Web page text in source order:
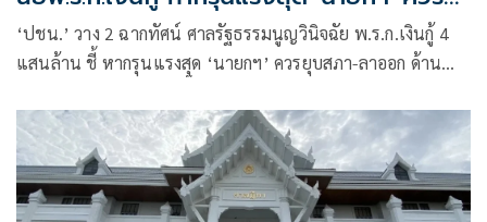
ยุบสภา-ลาออก
‘ปชน.’ วาง 2 ฉากทัศน์ ศาลรัฐธรรมนูญวินิจฉัย พ.ร.ก.เงินกู้ 4
แสนล้าน ชี้ หากรุนแรงสุด ‘นายกฯ’ ควรยุบสภา-ลาออก ด้าน
พบไร้โรดแมพเปลี่ยนผ่านพลังงาน เสี่ยงเกิดเบี้ยหัวแตก ยัดไส้-
สอดไส้โครงการ